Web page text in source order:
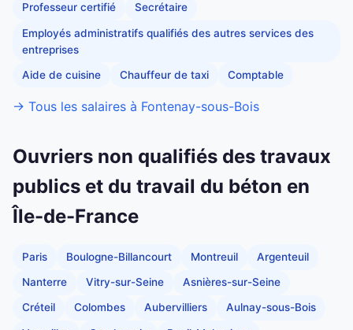
Professeur certifié Secrétaire
Employés administratifs qualifiés des autres services des
entreprises
Aide de cuisine Chauffeur de taxi Comptable
→ Tous les salaires à Fontenay-sous-Bois
Ouvriers non qualifiés des travaux
publics et du travail du béton en
Île-de-France
Paris Boulogne-Billancourt Montreuil Argenteuil
Nanterre Vitry-sur-Seine Asnières-sur-Seine
Créteil Colombes Aubervilliers Aulnay-sous-Bois